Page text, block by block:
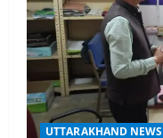
t
i
o UTTARAKHAND NEWS